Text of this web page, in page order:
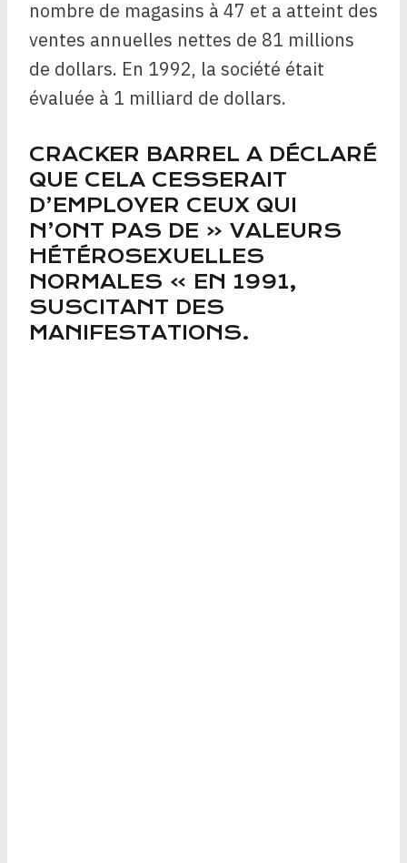
nombre de magasins à 47 et a atteint des
ventes annuelles nettes de 81 millions
de dollars. En 1992, la société était
évaluée à 1 milliard de dollars.
CRACKER BARREL A DÉCLARÉ
QUE CELA CESSERAIT
D’EMPLOYER CEUX QUI
N’ONT PAS DE « VALEURS
HÉTÉROSEXUELLES
NORMALES » EN 1991,
SUSCITANT DES
MANIFESTATIONS.